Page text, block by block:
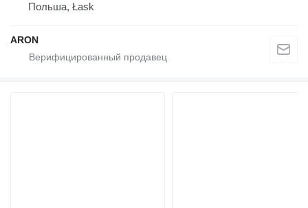
Польша, Łask
ARON